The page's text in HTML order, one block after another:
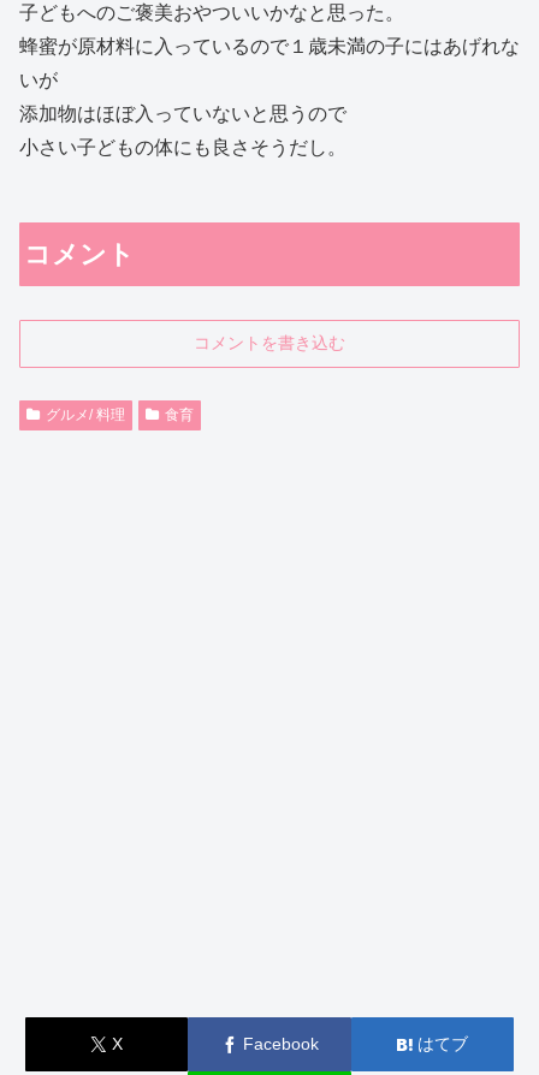
子どもへのご褒美おやついいかなと思った。
蜂蜜が原材料に入っているので１歳未満の子にはあげれな
いが
添加物はほぼ入っていないと思うので
小さい子どもの体にも良さそうだし。
コメント
コメントを書き込む
グルメ/ 料理 食育
X Facebook はてブ